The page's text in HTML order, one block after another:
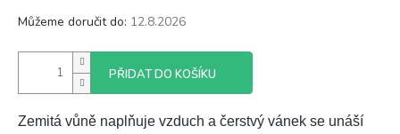
Můžeme doručit do: 12.8.2026
PŘIDAT DO KOŠÍKU
Zemitá vůně naplňuje vzduch a čerstvý vánek se unáší